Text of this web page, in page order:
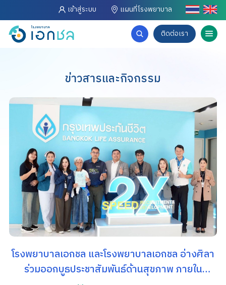
เข้าสู่ระบบ แผนที่โรงพยาบาล
ติดต่อเรา
ข่าวสารและกิจกรรม
โรงพยาบาลเอกชล และโรงพยาบาลเอกชล อ่างศิลา
ร่วมออกบูธประชาสัมพันธ์ด้านสุขภาพ ภายใน